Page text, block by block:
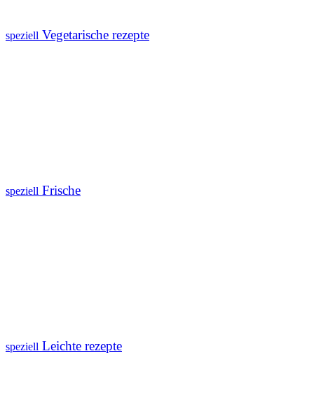
speziell Vegetarische rezepte
speziell Frische
speziell Leichte rezepte